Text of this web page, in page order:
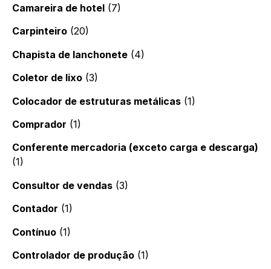
Camareira de hotel (7)
Carpinteiro (20)
Chapista de lanchonete (4)
Coletor de lixo (3)
Colocador de estruturas metálicas (1)
Comprador (1)
Conferente mercadoria (exceto carga e descarga)
(1)
Consultor de vendas (3)
Contador (1)
Contínuo (1)
Controlador de produção (1)